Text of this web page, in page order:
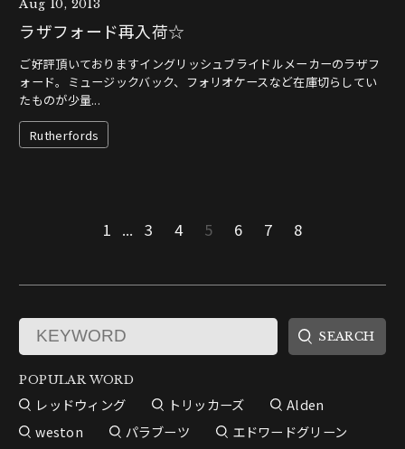
Aug 10, 2013
ラザフォード再入荷☆
ご好評頂いておりますイングリッシュブライドルメーカーのラザフ
ォード。ミュージックバック、フォリオケースなど在庫切らしてい
たものが少量...
Rutherfords
1 ... 3 4 5 6 7 8
POPULAR WORD
レッドウィング トリッカーズ
Alden
weston
パラブーツ
エドワードグリーン